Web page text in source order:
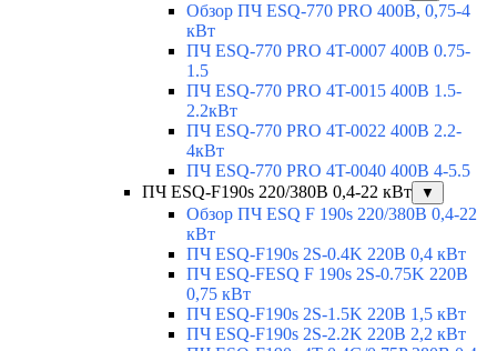
Обзор ПЧ ESQ-770 PRO 400В, 0,75-4
кВт
ПЧ ESQ-770 PRO 4T-0007 400В 0.75-
1.5
ПЧ ESQ-770 PRO 4T-0015 400В 1.5-
2.2кВт
ПЧ ESQ-770 PRO 4T-0022 400В 2.2-
4кВт
ПЧ ESQ-770 PRO 4T-0040 400В 4-5.5
ПЧ ESQ-F190s 220/380В 0,4-22 кВт
▼
Обзор ПЧ ESQ F 190s 220/380В 0,4-22
кВт
ПЧ ESQ-F190s 2S-0.4K 220В 0,4 кВт
ПЧ ESQ-FESQ F 190s 2S-0.75K 220В
0,75 кВт
ПЧ ESQ-F190s 2S-1.5K 220В 1,5 кВт
ПЧ ESQ-F190s 2S-2.2K 220В 2,2 кВт